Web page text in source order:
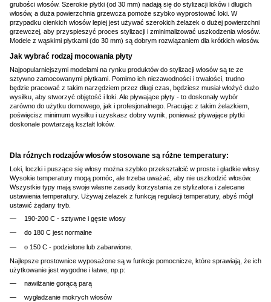
grubości włosów. Szerokie płytki (od 30 mm) nadają się do stylizacji loków i długich
włosów, a duża powierzchnia grzewcza pomoże szybko wyprostować loki. W
przypadku cienkich włosów lepiej jest używać szerokich żelazek o dużej powierzchni
grzewczej, aby przyspieszyć proces stylizacji i zminimalizować uszkodzenia włosów.
Modele z wąskimi płytkami (do 30 mm) są dobrym rozwiązaniem dla krótkich włosów.
Jak wybrać rodzaj mocowania płyty
Najpopularniejszymi modelami na rynku produktów do stylizacji włosów są te ze
sztywno zamocowanymi płytkami. Pomimo ich niezawodności i trwałości, trudno
będzie pracować z takim narzędziem przez długi czas, będziesz musiał włożyć dużo
wysiłku, aby stworzyć objętość i loki. Ale pływające płyty - to doskonały wybór
zarówno do użytku domowego, jak i profesjonalnego. Pracując z takim żelazkiem,
poświęcisz minimum wysiłku i uzyskasz dobry wynik, ponieważ pływające płytki
doskonale powtarzają kształt loków.
Dla różnych rodzajów włosów stosowane są różne temperatury:
Loki, loczki i puszące się włosy można szybko przekształcić w proste i gładkie włosy.
Wysokie temperatury mogą pomóc, ale trzeba uważać, aby nie uszkodzić włosów.
Wszystkie typy mają swoje własne zasady korzystania ze stylizatora i zalecane
ustawienia temperatury. Używaj żelazek z funkcją regulacji temperatury, abyś mógł
ustawić żądany tryb.
190-200 C - sztywne i gęste włosy
do 180 C jest normalne
o 150 C - podzielone lub zabarwione.
Najlepsze prostownice wyposażone są w funkcje pomocnicze, które sprawiają, że ich
użytkowanie jest wygodne i łatwe, np.р:
nawilżanie gorącą parą
wygładzanie mokrych włosów